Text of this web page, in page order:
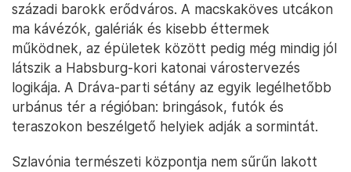
századi barokk erődváros. A macskaköves utcákon
ma kávézók, galériák és kisebb éttermek
működnek, az épületek között pedig még mindig jól
látszik a Habsburg-kori katonai várostervezés
logikája. A Dráva-parti sétány az egyik legélhetőbb
urbánus tér a régióban: bringások, futók és
teraszokon beszélgető helyiek adják a sormintát.
Szlavónia természeti központja nem sűrűn lakott